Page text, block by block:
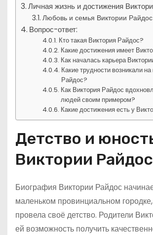
Личная жизнь и достижения
Любовь и семья Виктории Райдос
Вопрос-ответ:
Кто такая Виктория Райдос?
Какие достижения имеет
Как началась карьера
Какие трудности возникали
Райдос?
Как Виктория Райдос
людей своим примером?
Какие достижения есть у
Детство и
Виктории Райдос
Биография Виктории Райдос
маленьком провинциальном
провела своё детство. Родители
ей возможность получить